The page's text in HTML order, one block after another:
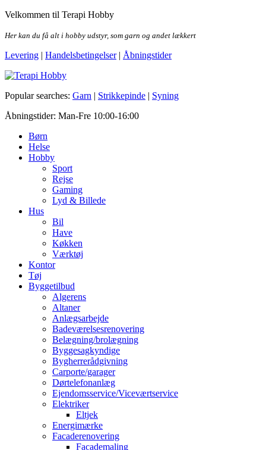
Skip
the
Velkommen til Terapi Hobby
Her kan du få alt i hobby udstyr, som garn og andet lækkert
Levering | Handelsbetingelser| Åbningstider
Terapi Hobby
Popular searches: Garn | Strikkepinde | Syning
Åbningstider: Man-Fre 10:00-16:00
Børn
Helse
Hobby
Sport
Rejse
Gaming
Lyd & Billede
Hus
Bil
Have
Køkken
Værktøj
Kontor
Tøj
Byggetilbud
Algerens
Altaner
Anlægsarbejde
Badeværelsesrenovering
Belægning/brolægning
Byggesagkyndige
Bygherrerådgivning
Carporte/garager
Dørtelefonanlæg
Ejendomsservice/Viceværtservice
Elektriker
Eltjek
Energimærke
Facaderenovering
Facademaling